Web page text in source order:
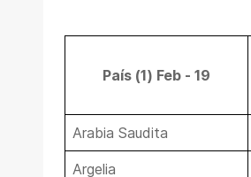
País (1) Feb - 19
Arabia Saudita
Argelia